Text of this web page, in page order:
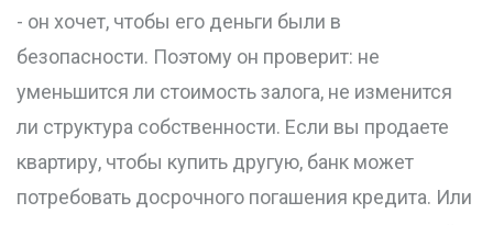
- он хочет, чтобы его деньги были в
безопасности. Поэтому он проверит: не
уменьшится ли стоимость залога, не изменится
ли структура собственности. Если вы продаете
квартиру, чтобы купить другую, банк может
потребовать досрочного погашения кредита. Или